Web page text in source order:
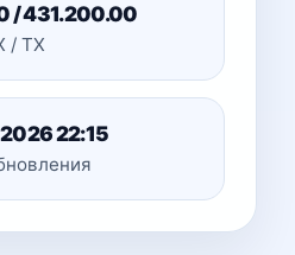
/ 431.200.00
/ TX
22:15